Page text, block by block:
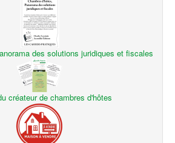
des solutions juridiques et fiscales
créateur de chambres d'hôtes